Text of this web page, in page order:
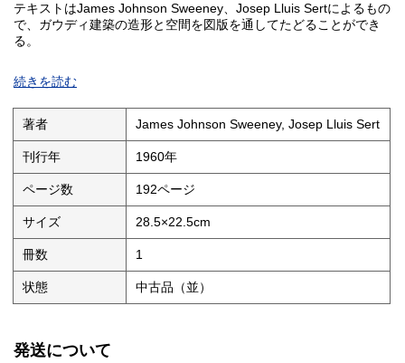
テキストはJames Johnson Sweeney、Josep Lluis Sertによるもの
で、ガウディ建築の造形と空間を図版を通してたどることができ
る。
ム関連資料としても興味深い一冊。
▼ 状態
・カバー：保護紙によるカバー付き、元カバーに傷み
・本体：スレ少
・小口：特記すべきダメージなし
・本文：概ね良好
・蔵書スタンプあり
続きを読む
著者 James Johnson Sweeney, Josep Lluis Sert
刊行年 1960年
ページ数 192ページ
サイズ 28.5×22.5cm
冊数 1
状態 中古品（並）
発送について